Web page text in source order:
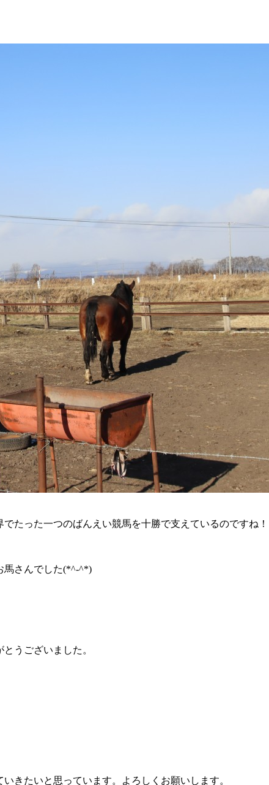
たった一つのばんえい競馬を十勝で支えているのですね！
馬さんでした(*^-^*)
うございました。
きたいと思っています。よろしくお願いします。